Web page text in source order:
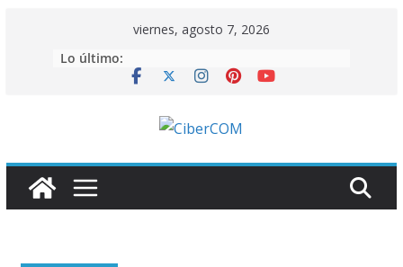
viernes, agosto 7, 2026
Lo último: